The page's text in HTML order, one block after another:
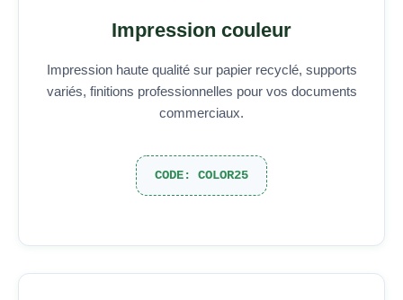
Impression couleur
Impression haute qualité sur papier recyclé, supports
variés, finitions professionnelles pour vos documents
commerciaux.
CODE: COLOR25